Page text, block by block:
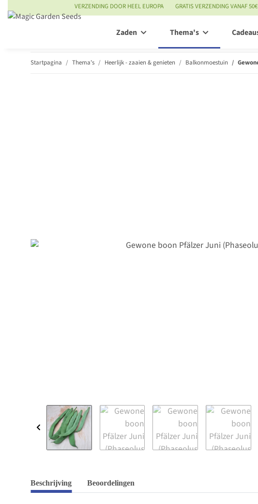
VERZENDING DOOR HEEL EUROPA GRATIS VERZENDING VANAF
Zaden Thema's
Startpagina Thema's Heerlijk - zaaien & genieten Balkonmoestuin
Beschrijving Beoordelingen